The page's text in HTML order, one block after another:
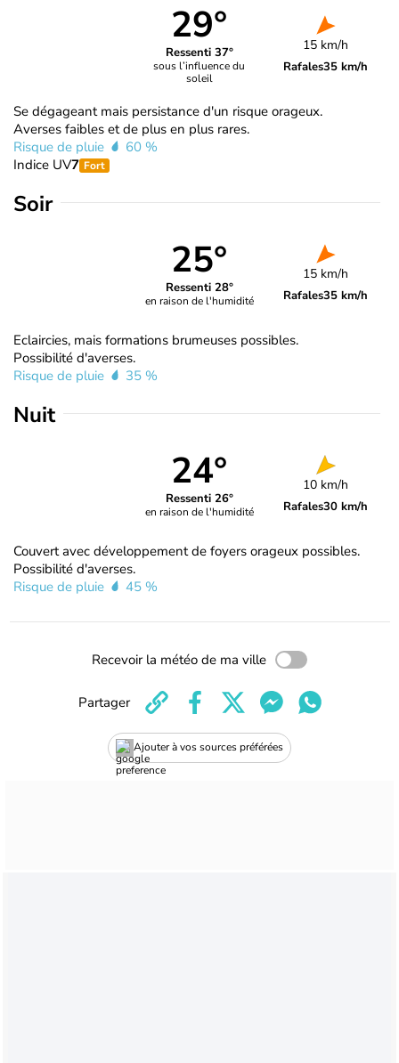
29°
Ressenti 37°
sous l’influence du
soleil
15 km/h
Rafales35 km/h
Se dégageant mais persistance d'un risque orageux.
Averses faibles et de plus en plus rares.
Risque de pluie
60 %
Indice UV7 Fort
Soir
25°
Ressenti 28°
en raison de l'humidité
15 km/h
Rafales35 km/h
Eclaircies, mais formations brumeuses possibles.
Possibilité d'averses.
Risque de pluie
35 %
Nuit
24°
Ressenti 26°
en raison de l'humidité
10 km/h
Rafales30 km/h
Couvert avec développement de foyers orageux possibles.
Possibilité d'averses.
Risque de pluie
45 %
Recevoir la météo de ma ville
Ajouter à vos sources préférées
Partager